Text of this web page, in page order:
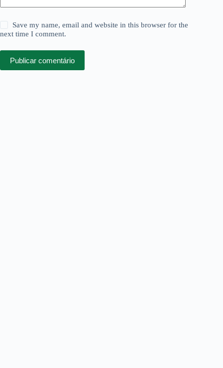
Save my name, email and website in this browser for the
next time I comment.
Publicar comentário